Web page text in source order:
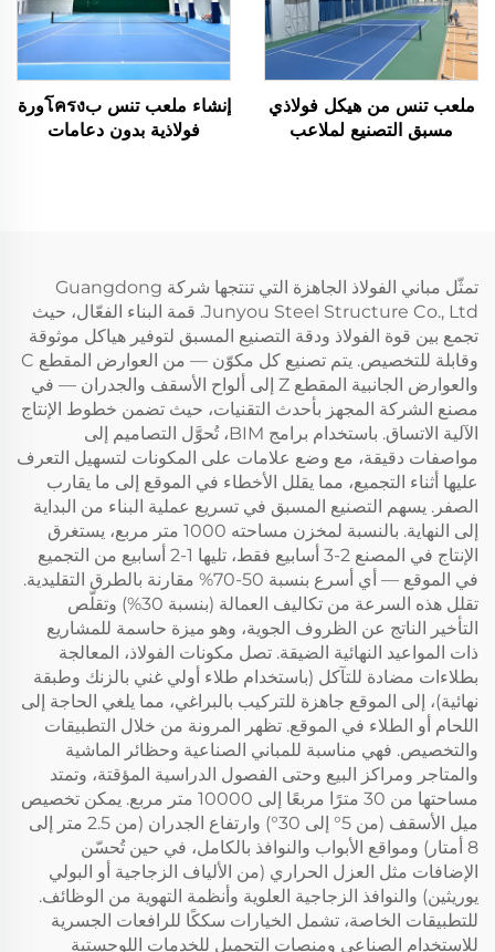
ملعب تنس من هيكل فولاذي
مسبق التصنيع لملاعب
إنشاء ملعب تنس بโครงورة
فولاذية بدون دعامات
تمثّل مباني الفولاذ الجاهزة التي تنتجها شركة Guangdong
Junyou Steel Structure Co., Ltd. قمة البناء الفعّال، حيث
تجمع بين قوة الفولاذ ودقة التصنيع المسبق لتوفير هياكل موثوقة
وقابلة للتخصيص. يتم تصنيع كل مكوّن — من العوارض المقطع C
والعوارض الجانبية المقطع Z إلى ألواح الأسقف والجدران — في
مصنع الشركة المجهز بأحدث التقنيات، حيث تضمن خطوط الإنتاج
الآلية الاتساق. باستخدام برامج BIM، تُحوَّل التصاميم إلى
مواصفات دقيقة، مع وضع علامات على المكونات لتسهيل التعرف
عليها أثناء التجميع، مما يقلل الأخطاء في الموقع إلى ما يقارب
الصفر. يسهم التصنيع المسبق في تسريع عملية البناء من البداية
إلى النهاية. بالنسبة لمخزن مساحته 1000 متر مربع، يستغرق
الإنتاج في المصنع 2-3 أسابيع فقط، تليها 1-2 أسابيع من التجميع
في الموقع — أي أسرع بنسبة 50-70% مقارنة بالطرق التقليدية.
تقلل هذه السرعة من تكاليف العمالة (بنسبة 30%) وتقلّص
التأخير الناتج عن الظروف الجوية، وهو ميزة حاسمة للمشاريع
ذات المواعيد النهائية الضيقة. تصل مكونات الفولاذ، المعالجة
بطلاءات مضادة للتآكل (باستخدام طلاء أولي غني بالزنك وطبقة
نهائية)، إلى الموقع جاهزة للتركيب بالبراغي، مما يلغي الحاجة إلى
اللحام أو الطلاء في الموقع. تظهر المرونة من خلال التطبيقات
والتخصيص. فهي مناسبة للمباني الصناعية وحظائر الماشية
والمتاجر ومراكز البيع وحتى الفصول الدراسية المؤقتة، وتمتد
مساحتها من 30 مترًا مربعًا إلى 10000 متر مربع. يمكن تخصيص
ميل الأسقف (من 5° إلى 30°) وارتفاع الجدران (من 2.5 متر إلى
8 أمتار) ومواقع الأبواب والنوافذ بالكامل، في حين تُحسّن
الإضافات مثل العزل الحراري (من الألياف الزجاجية أو البولي
يوريثين) والنوافذ الزجاجية العلوية وأنظمة التهوية من الوظائف.
للتطبيقات الخاصة، تشمل الخيارات سككًا للرافعات الجسرية
للاستخدام الصناعي ومنصات التحميل للخدمات اللوجستية